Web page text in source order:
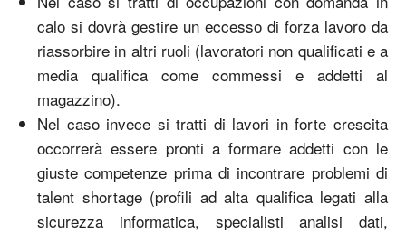
calo si dovrà gestire un eccesso di forza lavoro da
riassorbire in altri ruoli (lavoratori non qualificati e a
media qualifica come commessi e addetti al
magazzino).
Nel caso invece si tratti di lavori in forte crescita
occorrerà essere pronti a formare addetti con le
giuste competenze prima di incontrare problemi di
talent shortage (profili ad alta qualifica legati alla
sicurezza informatica, specialisti analisi dati,